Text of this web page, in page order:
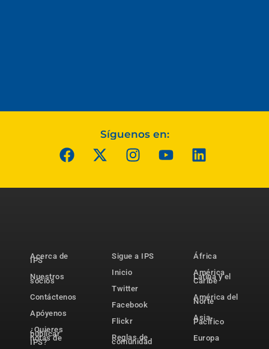
Síguenos en:
Acerca de
IPS
Nuestros
socios
Contáctenos
Apóyenos
¿Quieres
publicar
notas de
IPS?
Sigue a IPS
Inicio
Twitter
Facebook
Flickr
Reglas de
comunidad
África
América
Latina y el
Caribe
América del
Norte
Asia-
Pacífico
Europa